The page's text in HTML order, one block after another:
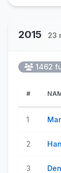
2015 23
1462
#
1
2
3